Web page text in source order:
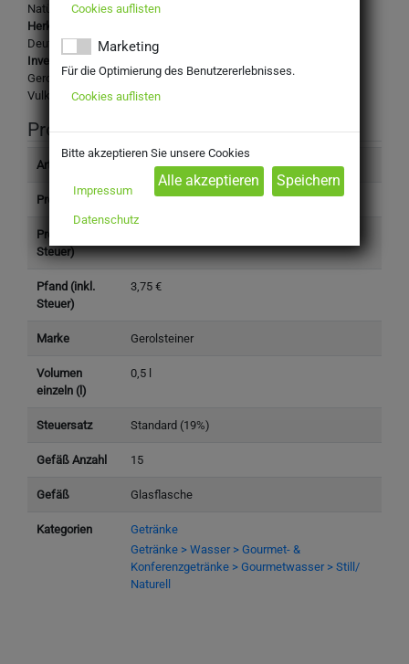
Natürliches Mineralwasser, ohne Kohlensäure
Herkunftsland:
Deutschland
Inverkehrbringer:
Gerolsteiner Brunnen GmbH & Co. KG
Vulkanring, 54567 Gerolstein
Produktinformation
Artikelnummer 2001860
Produkttyp Getränke
Preis (inkl.
Steuer)
Pfand (inkl.
Steuer)
3,75 €
Marke Gerolsteiner
Volumen
einzeln (l)
0,5 l
Steuersatz Standard (19%)
Gefäß Anzahl 15
Gefäß Glasflasche
Kategorien
Getränke
Getränke > Wasser > Gourmet- &
Konferenzgetränke > Gourmetwasser > Still/
Naturell
Cookies auflisten
Marketing
Für die Optimierung des Benutzererlebnisses.
Cookies auflisten
Bitte akzeptieren Sie unsere Cookies
Impressum
Datenschutz